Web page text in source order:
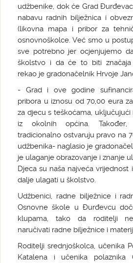
udžbenike, dok će Grad
nabavu radnih bilježnica i
(likovna mapa i pribor za
osnovnoškolce. Već smo u
sve potrebno jer ocjenjujemo
školstvo i da će to biti značaja
rekao je gradonačelnik Hrvoje
- Grad i ove godine
pribora u iznosu od 70,00 eura
za djecu s teškoćama,
iz okolnih općina. Također,
tradicionalno ostvaruju pravo na
udžbenika- naglasio je
je ulaganje obrazovanje i znanje
Djeca su naša najveća
dalje ulagati u školstvo.
Udžbenici, radne bilježnice i
Osnovne škole u Đurđevcu
klupama, tako da roditelji
naručivati radne bilježnice i
Roditelji srednjoškolca, učenika
Katalena i učenika